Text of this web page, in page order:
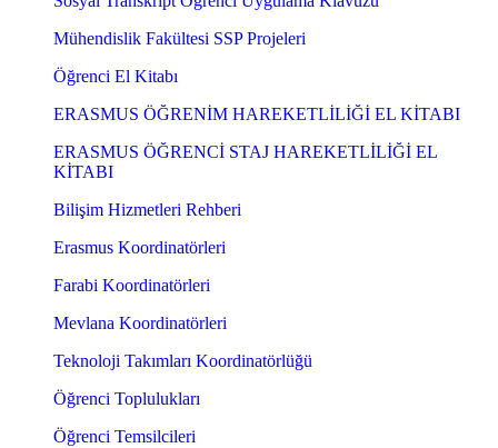
Mühendislik Fakültesi SSP Projeleri
Öğrenci El Kitabı
ERASMUS ÖĞRENİM HAREKETLİLİĞİ EL KİTABI
ERASMUS ÖĞRENCİ STAJ HAREKETLİLİĞİ EL
KİTABI
Bilişim Hizmetleri Rehberi
Erasmus Koordinatörleri
Farabi Koordinatörleri
Mevlana Koordinatörleri
Teknoloji Takımları Koordinatörlüğü
Öğrenci Toplulukları
Öğrenci Temsilcileri